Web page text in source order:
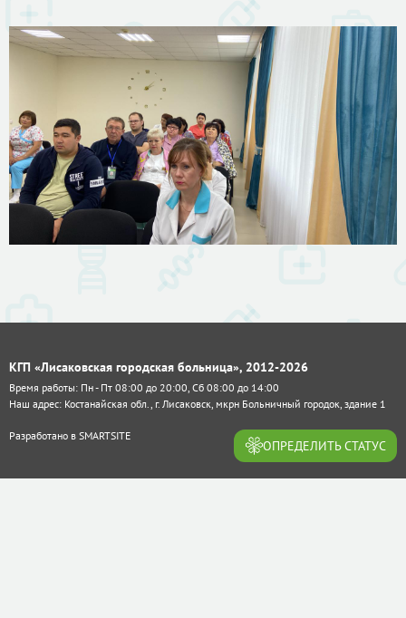
КГП «Лисаковская городская больница», 2012-2026
Время работы: Пн - Пт 08:00 до 20:00, Сб 08:00 до 14:00
Наш адрес: Костанайская обл., г. Лисаковск, мкрн Больничный городок, здание 1
Разработано в SMARTSITE
ОПРЕДЕЛИТЬ СТАТУС